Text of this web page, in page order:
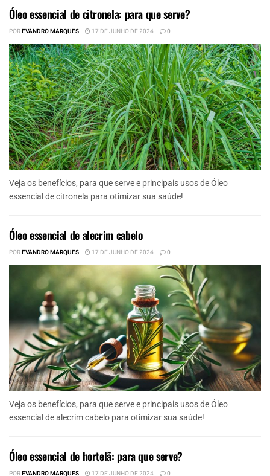
Óleo essencial de citronela: para que serve?
POREVANDRO MARQUES 17 DE JUNHO DE 2024 0
Veja os benefícios, para que serve e principais usos de Óleo
essencial de citronela para otimizar sua saúde!
Óleo essencial de alecrim cabelo
POREVANDRO MARQUES 17 DE JUNHO DE 2024 0
Veja os benefícios, para que serve e principais usos de Óleo
essencial de alecrim cabelo para otimizar sua saúde!
Óleo essencial de hortelã: para que serve?
POREVANDRO MARQUES 17 DE JUNHO DE 2024 0